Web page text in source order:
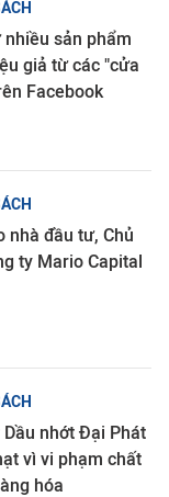
nhiều sản phẩm
giả từ các "cửa
Facebook
nhà đầu tư, Chủ
ty Mario Capital
Dầu nhớt Đại Phát
vì vi phạm chất
hóa